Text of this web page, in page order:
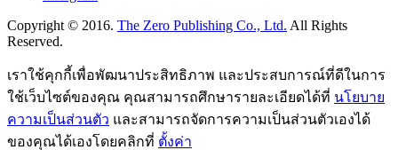
Copyright © 2016. The Zero Publishing Co., Ltd. All Rights
Reserved.
เราใช้คุกกี้เพื่อพัฒนาประสิทธิภาพ และประสบการณ์ที่ดีในการ
ใช้เว็บไซต์ของคุณ คุณสามารถศึกษารายละเอียดได้ที่ นโยบาย
ความเป็นส่วนตัว และสามารถจัดการความเป็นส่วนตัวเองได้
ของคุณได้เองโดยคลิกที่ ตั้งค่า